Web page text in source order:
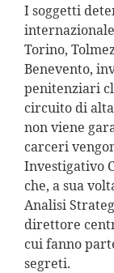
I soggetti
Torino,
Benevento,
penitenziari
circuito di alta
non viene
carceri
Investigativo
che, a sua
Analisi
direttore
cui fanno
segreti.